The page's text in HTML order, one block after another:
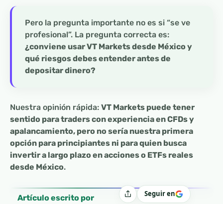
Pero la pregunta importante no es si “se ve
profesional”. La pregunta correcta es:
¿conviene usar VT Markets desde México y
qué riesgos debes entender antes de
depositar dinero?
Nuestra opinión rápida: VT Markets puede tener
sentido para traders con experiencia en CFDs y
apalancamiento, pero no sería nuestra primera
opción para principiantes ni para quien busca
invertir a largo plazo en acciones o ETFs reales
desde México.
Artículo escrito por
CompartirSeguir en